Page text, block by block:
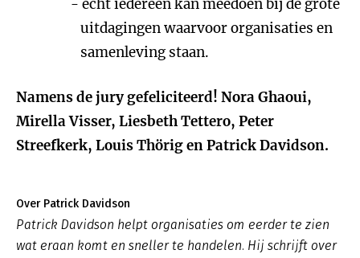
écht iedereen kan meedoen bij de grote
uitdagingen waarvoor organisaties en
samenleving staan.
Namens de jury gefeliciteerd! Nora Ghaoui,
Mirella Visser, Liesbeth Tettero, Peter
Streefkerk, Louis Thörig en Patrick Davidson.
Over Patrick Davidson
Patrick Davidson helpt organisaties om eerder te zien
wat eraan komt en sneller te handelen. Hij schrijft over